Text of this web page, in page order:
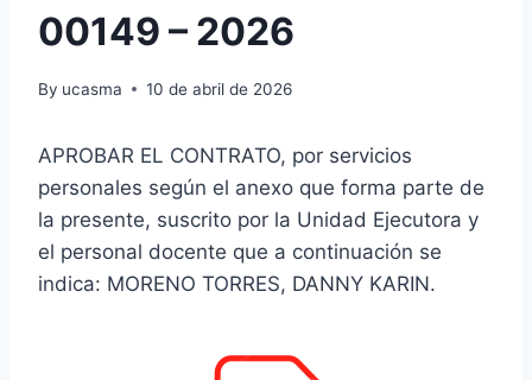
00149 – 2026
By ucasma 10 de abril de 2026
APROBAR EL CONTRATO, por servicios
personales según el anexo que forma parte de
la presente, suscrito por la Unidad Ejecutora y
el personal docente que a continuación se
indica: MORENO TORRES, DANNY KARIN.